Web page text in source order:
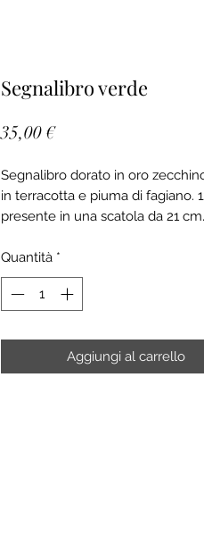
Segnalibro verde
35,00 €Prezzo
Segnalibro dorato in oro
in terracotta e piuma di fagiano.
presente in una scatola da 21 cm.
Quantità *
Aggiungi al carrello